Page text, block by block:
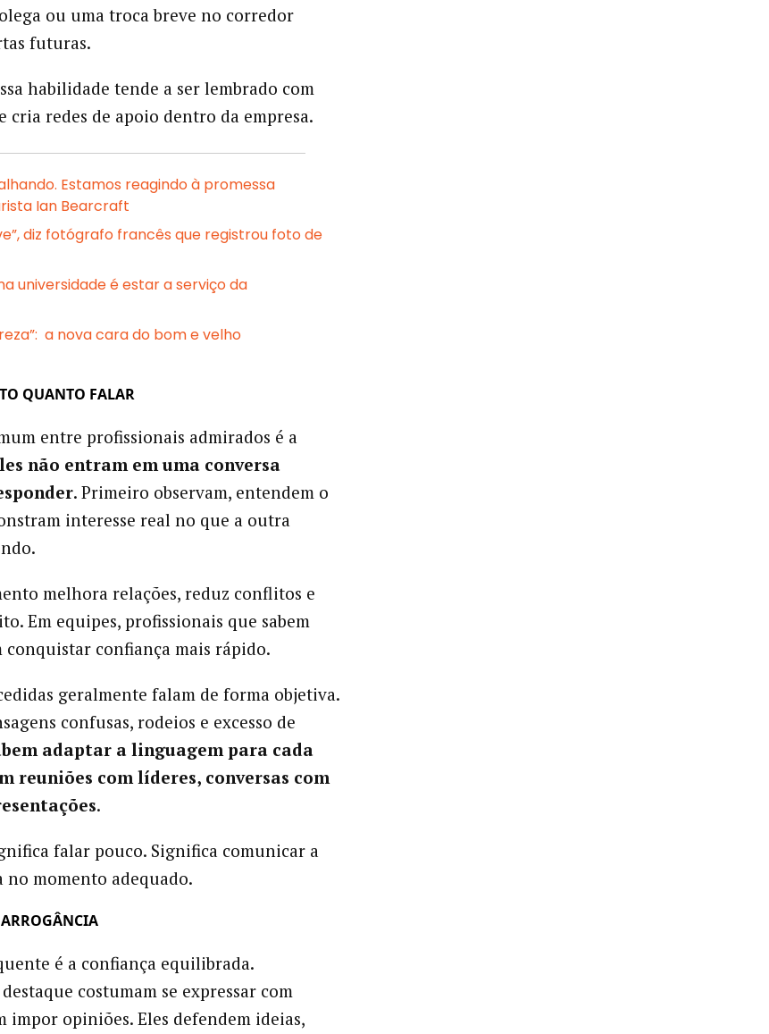
ou uma troca breve no corredor
futuras.
habilidade tende a ser lembrado com
cria redes de apoio dentro da empresa.
Estamos reagindo à promessa
Ian Bearcraft
diz fotógrafo francês que registrou foto de
universidade é estar a serviço da
a nova cara do bom e velho
QUANTO FALAR
entre profissionais admirados é a
não entram em uma conversa
. Primeiro observam, entendem o
interesse real no que a outra
melhora relações, reduz conflitos e
Em equipes, profissionais que sabem
conquistar confiança mais rápido.
geralmente falam de forma objetiva.
confusas, rodeios e excesso de
adaptar a linguagem para cada
reuniões com líderes, conversas com
.
falar pouco. Significa comunicar a
no momento adequado.
é a confiança equilibrada.
costumam se expressar com
impor opiniões. Eles defendem ideias,